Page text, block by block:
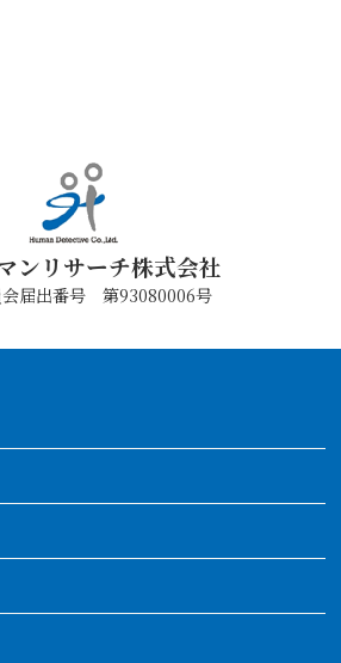
ンリサーチ株式会社
会届出番号 第93080006号